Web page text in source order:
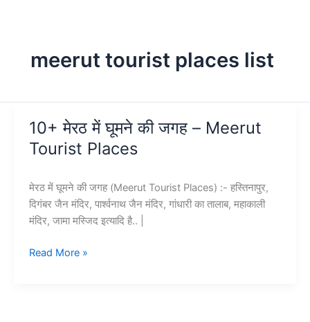
meerut tourist places list
10+ मेरठ में घूमने की जगह – Meerut
Tourist Places
मेरठ में घूमने की जगह (Meerut Tourist Places) :- हस्तिनापुर,
दिगंबर जैन मंदिर, पार्श्वनाथ जैन मंदिर, गांधारी का तालाब, महाकाली
मंदिर, जामा मस्जिद इत्यादि है.. |
10+
Read More »